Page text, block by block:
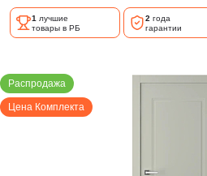
1 лучшие
товары в РБ
2 года
гарантии
Распродажа
Цена Комплекта